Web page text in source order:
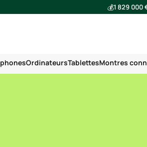
💰1 829 000
OrdinateursTablettesMontres